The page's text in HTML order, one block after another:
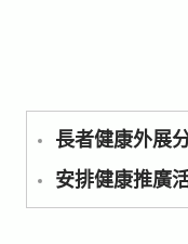
長者健康外展
安排健康推廣